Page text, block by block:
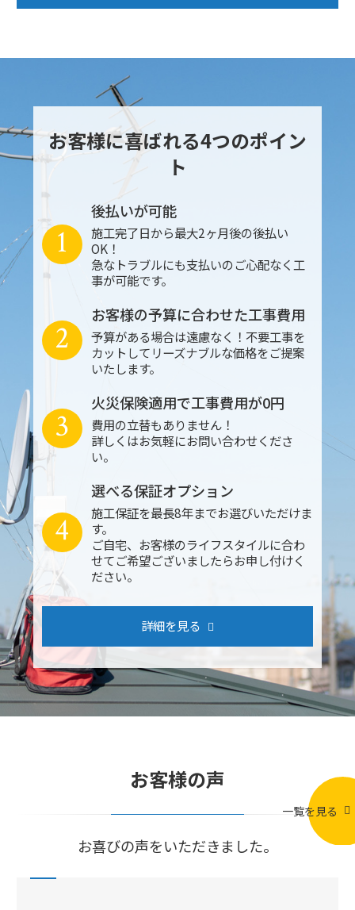
お客様に喜ばれる4つのポイン
ト
後払いが可能
施工完了日から最大2ヶ月後の後払い
OK！
急なトラブルにも支払いのご心配なく工
事が可能です。
1
お客様の予算に合わせた工事費用
予算がある場合は遠慮なく！不要工事を
カットしてリーズナブルな価格をご提案
いたします。
2
火災保険適用で工事費用が0円
費用の立替もありません！
詳しくはお気軽にお問い合わせくださ
い。
3
選べる保証オプション
施工保証を最長8年までお選びいただけま
す。
ご自宅、お客様のライフスタイルに合わ
せてご希望ございましたらお申し付けく
ださい。
4
詳細を見る
お客様の声
お喜びの声をいただきました。
一覧を見る